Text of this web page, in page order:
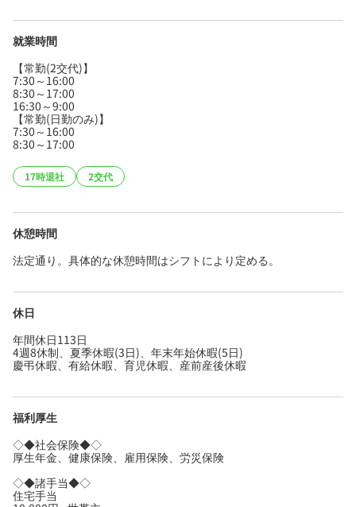
就業時間
【常勤(2交代)】
7:30～16:00
8:30～17:00
16:30～9:00
【常勤(日勤のみ)】
7:30～16:00
8:30～17:00
17時退社 2交代
休憩時間
法定通り。具体的な休憩時間はシフトにより定める。
休日
年間休日113日
4週8休制、夏季休暇(3日)、年末年始休暇(5日)
慶弔休暇、有給休暇、育児休暇、産前産後休暇
福利厚生
◇◆社会保険◆◇
厚生年金、健康保険、雇用保険、労災保険
◇◆諸手当◆◇
住宅手当